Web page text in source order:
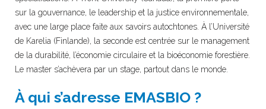
sur la gouvernance, le leadership et la justice environnementale,
avec une large place faite aux savoirs autochtones. À l’Université
de Karelia (Finlande), la seconde est centrée sur le management
de la durabilité, l’économie circulaire et la bioéconomie forestière.
Le master s’achèvera par un stage, partout dans le monde.
À qui s’adresse EMASBIO ?